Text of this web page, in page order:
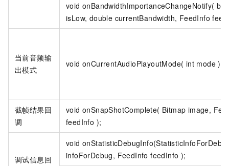
void onBandwidthImportanceChangeNotify(
isLow, double currentBandwidth, FeedInfo
当前音频输
出模式
void onCurrentAudioPlayoutMode( int mode );
截帧结果回
调
void onSnapShotComplete( Bitmap image,
feedInfo );
调试信息回
void
infoForDebug, FeedInfo feedInfo );